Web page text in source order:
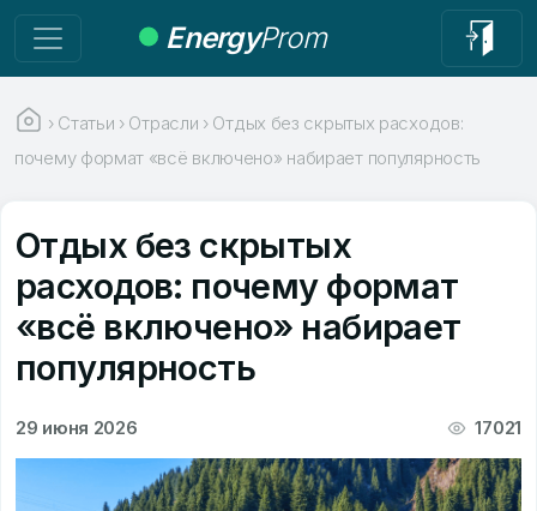
EnergyProm
› Статьи › Отрасли › Отдых без скрытых расходов:
почему формат «всё включено» набирает популярность
Отдых без скрытых
расходов: почему формат
«всё включено» набирает
популярность
29 июня 2026 17021